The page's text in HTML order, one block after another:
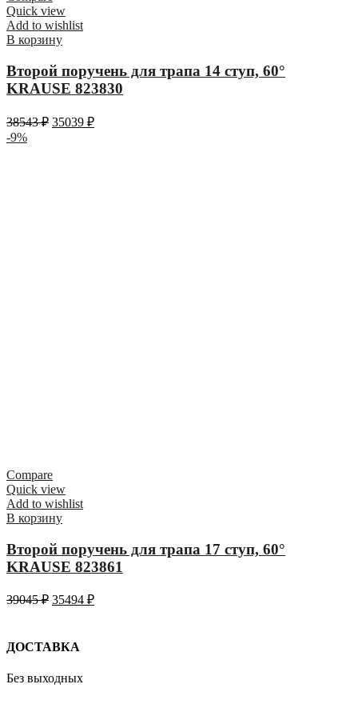
Quick view
Add to wishlist
В корзину
Второй поручень для трапа 14 ступ, 60°
KRAUSE 823830
38543₽ 35039 ₽
-9%
Compare
Quick view
Add to wishlist
В корзину
Второй поручень для трапа 17 ступ, 60°
KRAUSE 823861
39045₽ 35494 ₽
ДОСТАВКА
Без выходных